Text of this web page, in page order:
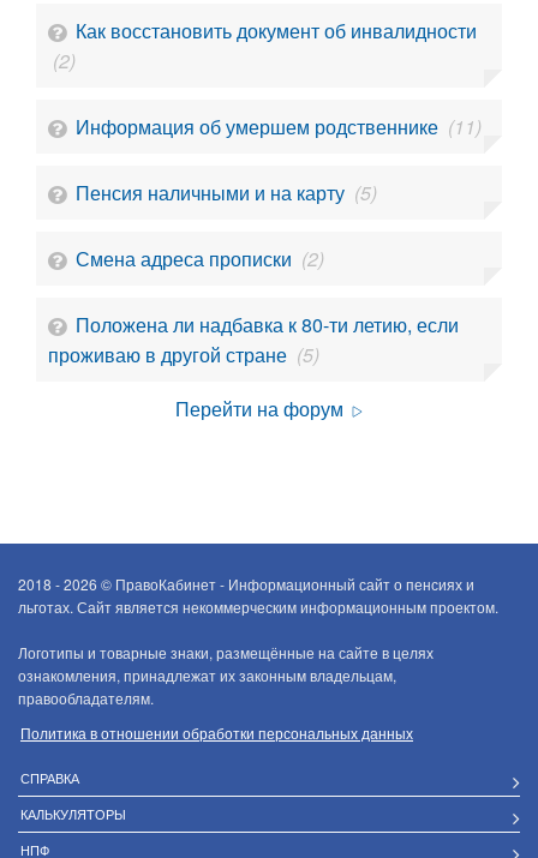
Как восстановить документ об инвалидности
(2)
Информация об умершем родственнике (11)
Пенсия наличными и на карту (5)
Смена адреса прописки (2)
Положена ли надбавка к 80-ти летию, если
проживаю в другой стране (5)
Перейти на форум
2018 - 2026 © ПравоКабинет - Информационный сайт о пенсиях и
льготах. Сайт является некоммерческим информационным проектом.
Логотипы и товарные знаки, размещённые на сайте в целях
ознакомления, принадлежат их законным владельцам,
правообладателям.
Политика в отношении обработки персональных данных
СПРАВКА
КАЛЬКУЛЯТОРЫ
НПФ